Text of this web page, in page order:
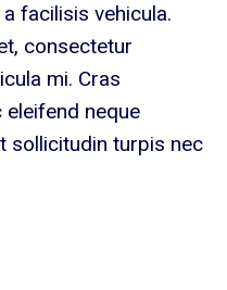
facilisis vehicula.
consectetur
mi. Cras
neque
sollicitudin turpis nec